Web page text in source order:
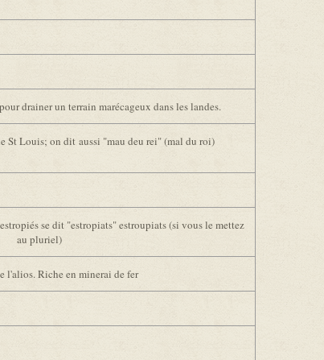
drainer un terrain marécageux dans les landes.
St Louis; on dit aussi "mau deu rei" (mal du roi)
se dit "estropiats" estroupiats (si vous le mettez
au pluriel)
l'alios. Riche en minerai de fer